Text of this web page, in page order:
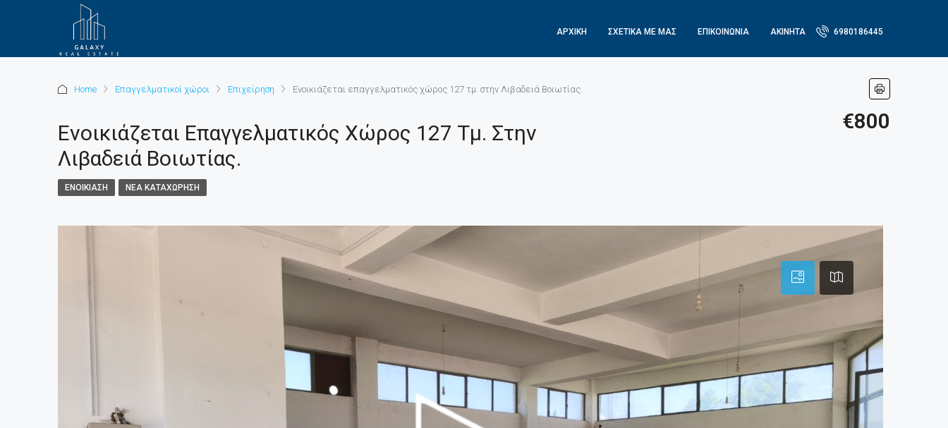
ΑΡΧΙΚΉ ΣΧΕΤΙΚΆ ΜΕ ΜΑΣ ΕΠΙΚΟΙΝΩΝΙΑ ΑΚΙΝΗΤΑ 6980186445
Home Επαγγελματικοί χώροι Επιχείρηση Ενοικιάζεται επαγγελματικός χώρος 127 τμ. στην Λιβαδειά Βοιωτίας.
Ενοικιάζεται Επαγγελματικός Χώρος 127 Τμ. Στην
Λιβαδειά Βοιωτίας.
€800
ΕΝΟΙΚΊΑΣΗ ΝΈΑ ΚΑΤΑΧΏΡΗΣΗ